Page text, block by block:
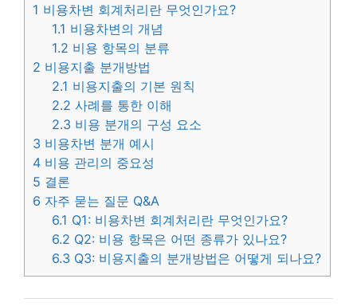
1 비용차변 회계처리란 무엇인가요?
1.1 비용차변의 개념
1.2 비용 항목의 분류
2 비용지출 분개방법
2.1 비용지출의 기본 원칙
2.2 사례를 통한 이해
2.3 비용 분개의 구성 요소
3 비용차변 분개 예시
4 비용 관리의 중요성
5 결론
6 자주 묻는 질문 Q&A
6.1 Q1: 비용차변 회계처리란 무엇인가요?
6.2 Q2: 비용 항목은 어떤 종류가 있나요?
6.3 Q3: 비용지출의 분개방법은 어떻게 되나요?